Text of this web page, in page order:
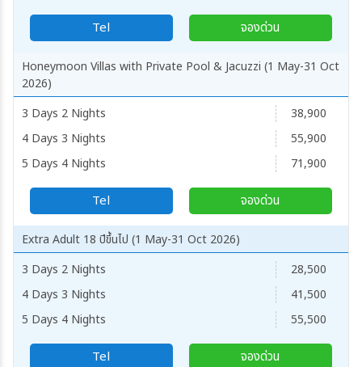
Tel จองด่วน
Honeymoon Villas with Private Pool & Jacuzzi (1 May-31 Oct
2026)
3 Days 2 Nights
38,900
4 Days 3 Nights
55,900
5 Days 4 Nights
71,900
Tel จองด่วน
Extra Adult 18 ปีขึ้นไป (1 May-31 Oct 2026)
3 Days 2 Nights
28,500
4 Days 3 Nights
41,500
5 Days 4 Nights
55,500
Tel จองด่วน